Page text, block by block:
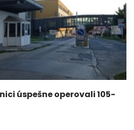
úspešne operovali 105-